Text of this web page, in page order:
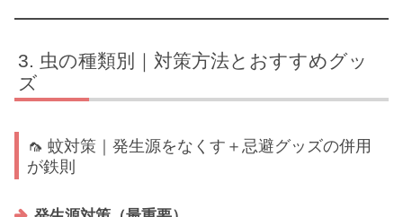
虫の種類別｜対策方法とおすすめグッ
ズ
🦟 蚊対策｜発生源をなくす＋忌避グッズの併用
が鉄則